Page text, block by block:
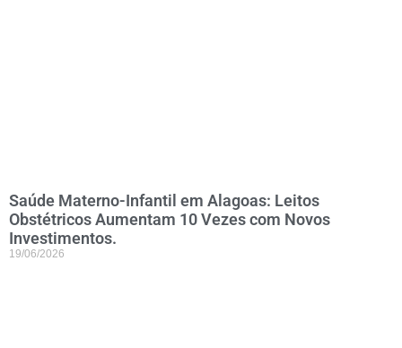
Saúde Materno-Infantil em Alagoas: Leitos
Obstétricos Aumentam 10 Vezes com Novos
Investimentos.
19/06/2026